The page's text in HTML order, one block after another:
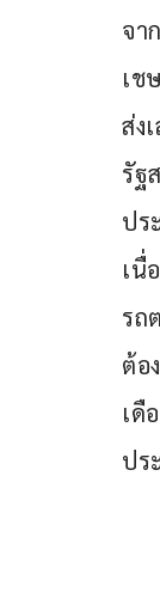
จา
เช
ส่ง
รัฐ
ปร
เนื่
รถ
ต้อ
เดื
ปร